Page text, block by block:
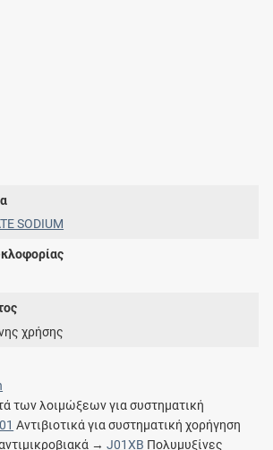
SODIUM
χρήσης
των λοιμώξεων για συστηματική
Αντιβιοτικά για συστηματική χορήγηση
→J01XB Πολυμυξίνες